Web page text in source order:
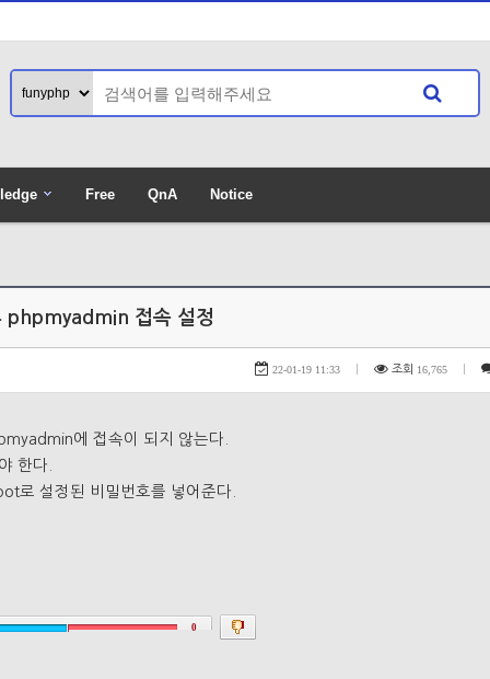
Free QnA Notice
접속 설정
22-01-19 11:33 조회 16,765
에 접속이 되지 않는다.
한다.
설정된 비밀번호를 넣어준다.
0
게시판 별 포